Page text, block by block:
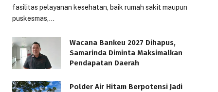
fasilitas pelayanan kesehatan, baik rumah sakit maupun
puskesmas,…
Wacana Bankeu 2027 Dihapus,
Samarinda Diminta Maksimalkan
Pendapatan Daerah
Polder Air Hitam Berpotensi Jadi